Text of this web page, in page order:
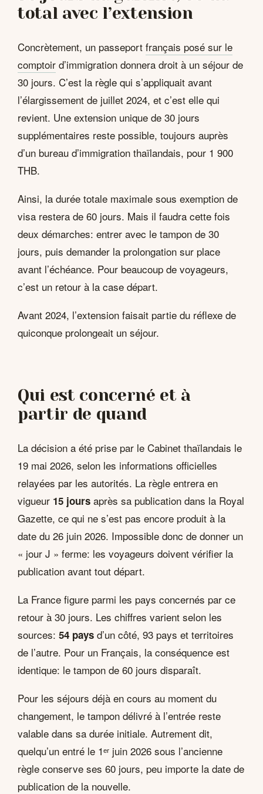
total avec l’extension
Concrètement, un passeport français posé sur le
comptoir d’immigration donnera droit à un séjour de
30 jours. C’est la règle qui s’appliquait avant
l’élargissement de juillet 2024, et c’est elle qui
revient. Une extension unique de 30 jours
supplémentaires reste possible, toujours auprès
d’un bureau d’immigration thaïlandais, pour 1 900
THB.
Ainsi, la durée totale maximale sous exemption de
visa restera de 60 jours. Mais il faudra cette fois
deux démarches: entrer avec le tampon de 30
jours, puis demander la prolongation sur place
avant l’échéance. Pour beaucoup de voyageurs,
c’est un retour à la case départ.
Avant 2024, l’extension faisait partie du réflexe de
quiconque prolongeait un séjour.
Qui est concerné et à
partir de quand
La décision a été prise par le Cabinet thaïlandais le
19 mai 2026, selon les informations officielles
relayées par les autorités. La règle entrera en
vigueur 15 jours après sa publication dans la Royal
Gazette, ce qui ne s’est pas encore produit à la
date du 26 juin 2026. Impossible donc de donner un
« jour J » ferme: les voyageurs doivent vérifier la
publication avant tout départ.
La France figure parmi les pays concernés par ce
retour à 30 jours. Les chiffres varient selon les
sources: 54 pays d’un côté, 93 pays et territoires
de l’autre. Pour un Français, la conséquence est
identique: le tampon de 60 jours disparaît.
Pour les séjours déjà en cours au moment du
changement, le tampon délivré à l’entrée reste
valable dans sa durée initiale. Autrement dit,
quelqu’un entré le 1ᵉʳ juin 2026 sous l’ancienne
règle conserve ses 60 jours, peu importe la date de
publication de la nouvelle.